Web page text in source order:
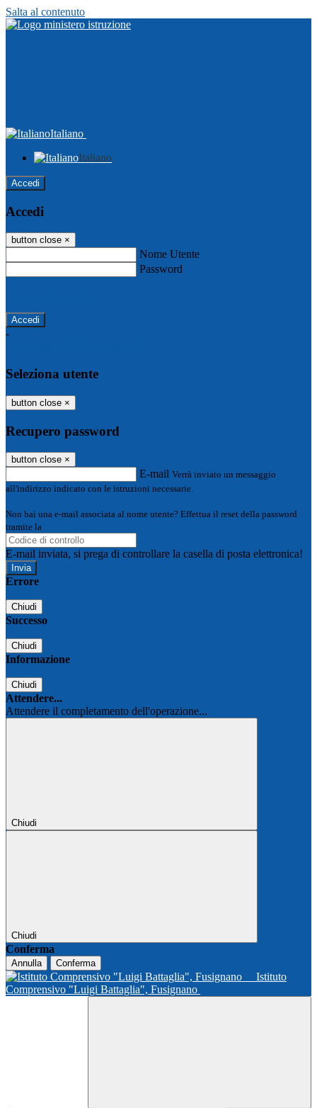
Salta al contenuto
Italiano
Italiano
Accedi
Accedi
button close ×
Nome Utente
Password
-
Seleziona utente
button close ×
Recupero password
button close ×
E-mail Verrà inviato un messaggio
all'indirizzo indicato con le istruzioni necessarie.
Non hai una e-mail associata al nome utente? Effettua il reset della password
tramite la
E-mail inviata, si prega di controllare la casella di posta elettronica!
Errore
Chiudi
Successo
Chiudi
Informazione
Chiudi
Attendere...
Attendere il completamento dell'operazione...
Chiudi
Chiudi
Conferma
Annulla Conferma
Istituto
Comprensivo "Luigi Battaglia", Fusignano